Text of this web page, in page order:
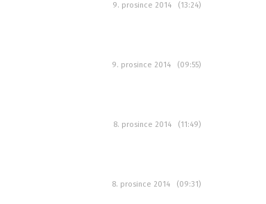
9. prosince 2014 (13:24)
9. prosince 2014 (09:55)
8. prosince 2014 (11:49)
8. prosince 2014 (09:31)